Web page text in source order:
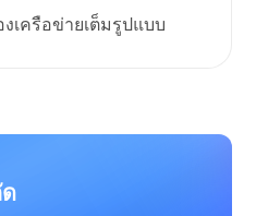
เครือข่ายเต็มรูปแบบ